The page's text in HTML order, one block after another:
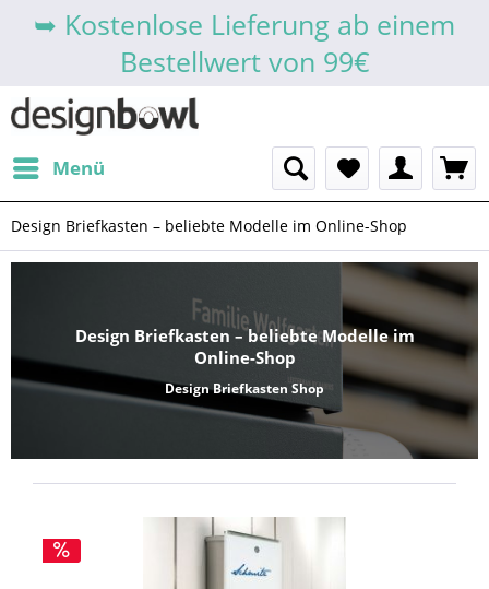
➥ Kostenlose Lieferung ab einem
Bestellwert von 99€
Menü
Design Briefkasten – beliebte Modelle im Online-Shop
Design Briefkasten – beliebte Modelle im
Online-Shop
Design Briefkasten Shop